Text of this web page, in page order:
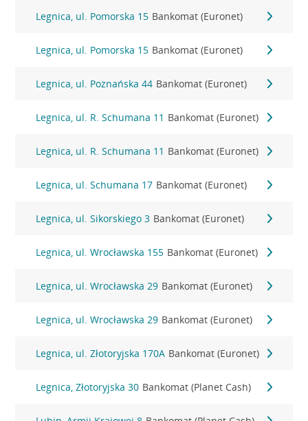
Legnica, ul. Pomorska 15 Bankomat (Euronet)
Legnica, ul. Pomorska 15 Bankomat (Euronet)
Legnica, ul. Poznańska 44 Bankomat (Euronet)
Legnica, ul. R. Schumana 11 Bankomat (Euronet)
Legnica, ul. R. Schumana 11 Bankomat (Euronet)
Legnica, ul. Schumana 17 Bankomat (Euronet)
Legnica, ul. Sikorskiego 3 Bankomat (Euronet)
Legnica, ul. Wrocławska 155 Bankomat (Euronet)
Legnica, ul. Wrocławska 29 Bankomat (Euronet)
Legnica, ul. Wrocławska 29 Bankomat (Euronet)
Legnica, ul. Złotoryjska 170A Bankomat (Euronet)
Legnica, Złotoryjska 30 Bankomat (Planet Cash)